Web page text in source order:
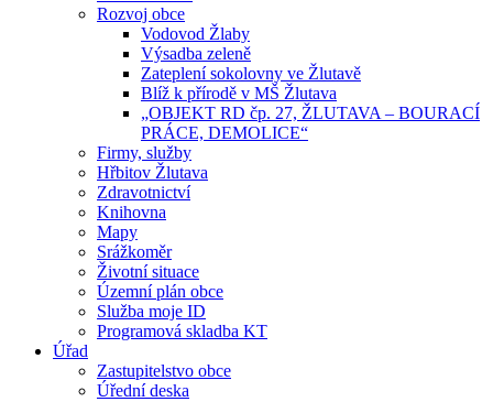
Rozvoj obce
Vodovod Žlaby
Výsadba zeleně
Zateplení sokolovny ve Žlutavě
Blíž k přírodě v MŠ Žlutava
„OBJEKT RD čp. 27, ŽLUTAVA – BOURACÍ
PRÁCE, DEMOLICE“
Firmy, služby
Hřbitov Žlutava
Zdravotnictví
Knihovna
Mapy
Srážkoměr
Životní situace
Územní plán obce
Služba moje ID
Programová skladba KT
Úřad
Zastupitelstvo obce
Úřední deska